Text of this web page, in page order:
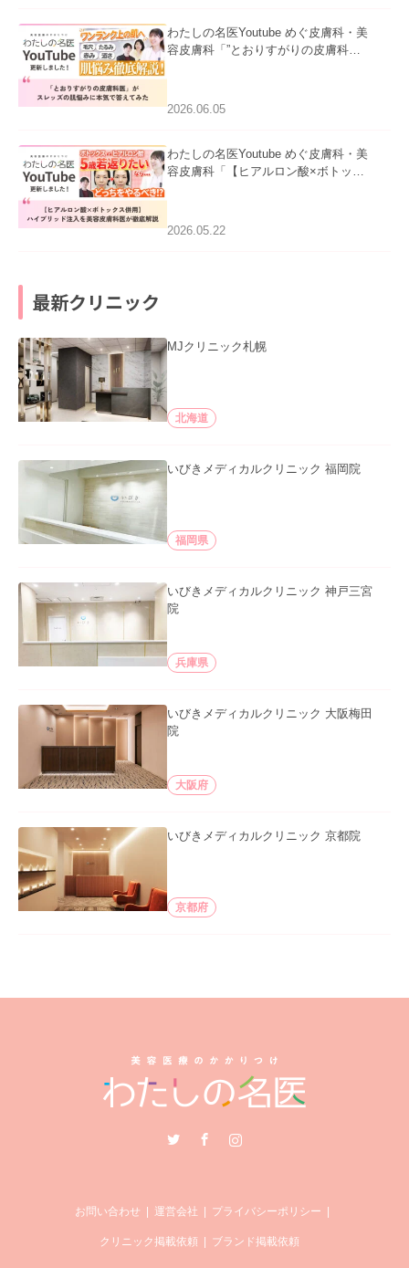
わたしの名医Youtube めぐ皮膚科・美
容皮膚科「”とおりすがりの皮膚科
2026.06.05
わたしの名医Youtube めぐ皮膚科・美
容皮膚科「【ヒアルロン酸×ボトック
た。
2026.05.22
最新クリニック
MJクリニック札幌
北海道
いびきメディカルクリニック 福岡院
福岡県
いびきメディカルクリニック 神戸三宮
院
兵庫県
いびきメディカルクリニック 大阪梅田
院
大阪府
いびきメディカルクリニック 京都院
京都府
Instagram
お問い合わせ 運営会社 プライバシーポリシー
クリニック掲載依頼 ブランド掲載依頼